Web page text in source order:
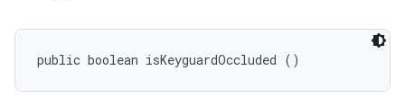
public boolean isKeyguardOccluded ()